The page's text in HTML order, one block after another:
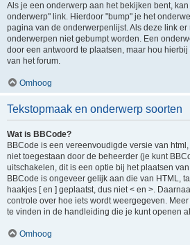
Als je een onderwerp aan het bekijken bent,
onderwerp" link. Hierdoor "bump" je het
pagina van de onderwerpenlijst. Als deze link er
onderwerpen niet gebumpt worden. Een
door een antwoord te plaatsen, maar hou
van het forum.
Omhoog
Tekstopmaak en onderwerp soorten
Wat is BBCode?
BBCode is een vereenvoudigde versie van
niet toegestaan door de beheerder (je kunt
uitschakelen, dit is een optie bij het plaatsen
BBCode is ongeveer gelijk aan die van HTML,
haakjes [ en ] geplaatst, dus niet < en >.
controle over hoe iets wordt weergegeven.
te vinden in de handleiding die je kunt openen
Omhoog